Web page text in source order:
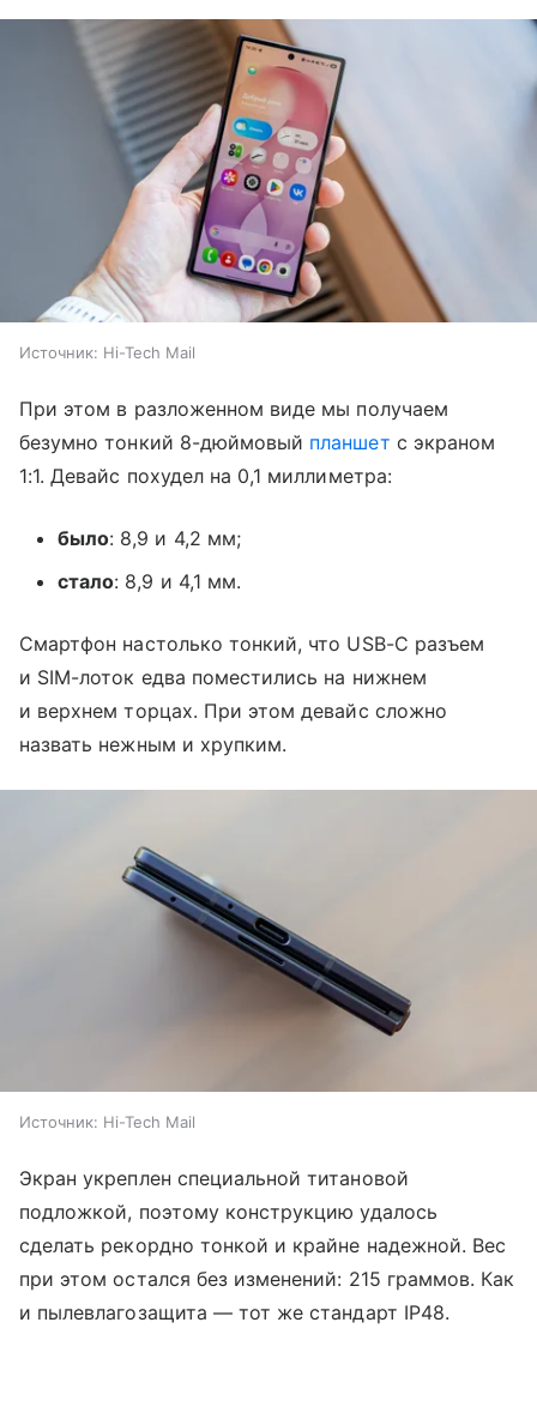
Источник: Hi-Tech Mail
При этом в разложенном виде мы получаем
безумно тонкий 8-дюймовый планшет с экраном
1:1. Девайс похудел на 0,1 миллиметра:
было: 8,9 и 4,2 мм;
стало: 8,9 и 4,1 мм.
Смартфон настолько тонкий, что USB-C разъем
и SIM-лоток едва поместились на нижнем
и верхнем торцах. При этом девайс сложно
назвать нежным и хрупким.
Источник: Hi-Tech Mail
Экран укреплен специальной титановой
подложкой, поэтому конструкцию удалось
сделать рекордно тонкой и крайне надежной. Вес
при этом остался без изменений: 215 граммов. Как
и пылевлагозащита — тот же стандарт IP48.